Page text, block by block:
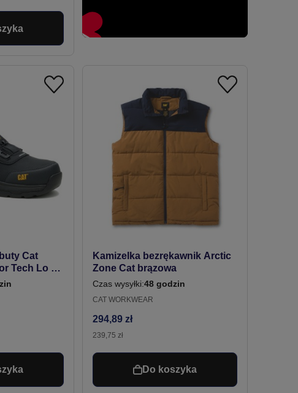
Cat
Tech Lo S3
Kamizelka bezrękawnik Arctic
Zone Cat brązowa
Czas wysyłki:48 godzin
CAT WORKWEAR
294,89 zł
239,75 zł
Do koszyka